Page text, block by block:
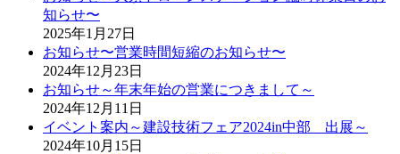
知らせ〜
2025年1月27日
お知らせ〜営業時間短縮のお知らせ〜
2024年12月23日
お知らせ～年末年始の営業につきまして～
2024年12月11日
イベント案内～建設技術フェア2024in中部 出展～
2024年10月15日